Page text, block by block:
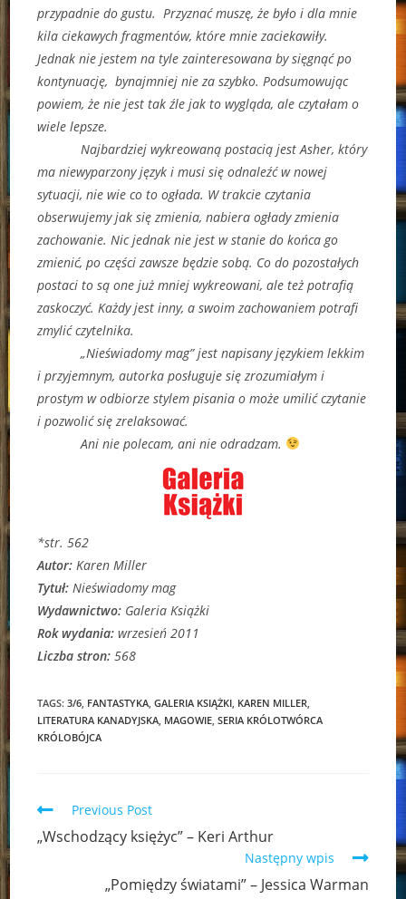
przypadnie do gustu. Przyznać muszę, że było i dla mnie
kila ciekawych fragmentów, które mnie zaciekawiły.
Jednak nie jestem na tyle zainteresowana by sięgnąć po
kontynuację, bynajmniej nie za szybko. Podsumowując
powiem, że nie jest tak źle jak to wygląda, ale czytałam o
wiele lepsze.
Najbardziej wykreowaną postacią jest Asher, który
ma niewyparzony język i musi się odnaleźć w nowej
sytuacji, nie wie co to ogłada. W trakcie czytania
obserwujemy jak się zmienia, nabiera ogłady zmienia
zachowanie. Nic jednak nie jest w stanie do końca go
zmienić, po części zawsze będzie sobą. Co do pozostałych
postaci to są one już mniej wykreowani, ale też potrafią
zaskoczyć. Każdy jest inny, a swoim zachowaniem potrafi
zmylić czytelnika.
„Nieświadomy mag” jest napisany językiem lekkim
i przyjemnym, autorka posługuje się zrozumiałym i
prostym w odbiorze stylem pisania o może umilić czytanie
i pozwolić się zrelaksować.
Ani nie polecam, ani nie odradzam.
*str. 562
Autor: Karen Miller
Tytuł: Nieświadomy mag
Wydawnictwo: Galeria Książki
Rok wydania:wrzesień 2011
Liczba stron:568
TAGS:3/6 FANTASTYKA GALERIA KSIĄŻKI KAREN MILLER
LITERATURA KANADYJSKA MAGOWIE SERIA KRÓLOTWÓRCA
KRÓLOBÓJCA
Read
articles
Previous Post
„Wschodzący księżyc” – Keri Arthur
Następny wpis
„Pomiędzy światami” – Jessica Warman